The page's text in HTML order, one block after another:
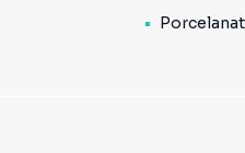
aluguel,